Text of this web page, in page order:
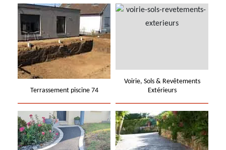
Terrassement piscine 74
Voirie, Sols & Revêtements
Extérieurs